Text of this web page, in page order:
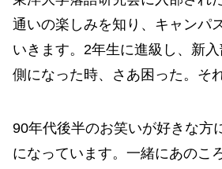
通いの楽しみを知り、キャンパ
いきます。2年生に進級し、新
側になった時、さあ困った。そ
90年代後半のお笑いが好きな方
になっています。一緒にあのこ